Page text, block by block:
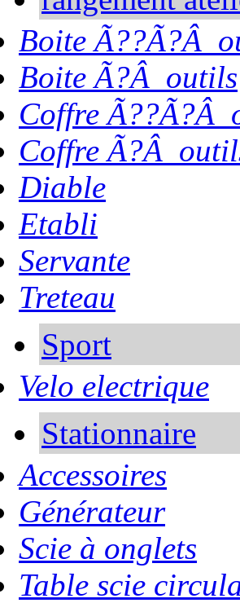
Boite Ã??Ã?Â
Boite Ã?Â outils
Coffre Ã??Ã?Â
Coffre Ã?Â
Diable
Etabli
Servante
Treteau
Sport
Velo electrique
Stationnaire
Accessoires
Générateur
Scie à onglets
Table scie